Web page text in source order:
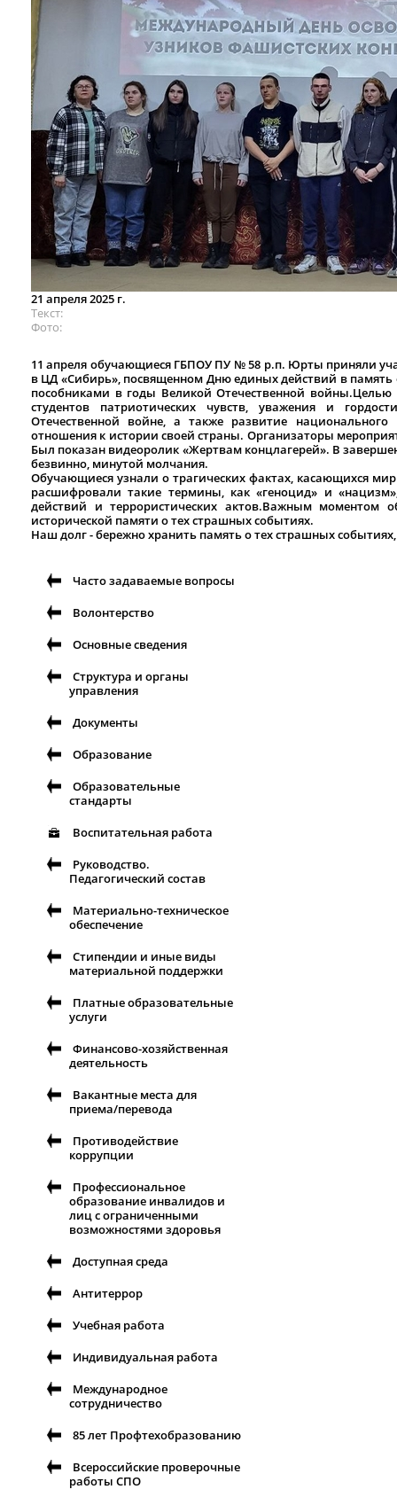
21 апреля 2025 г.
Текст
Фото
11 апреля обучающиеся ГБПОУ ПУ № 58 р.п. Юрты приняли
в ЦД «Сибирь», посвященном Дню единых действий в память
пособниками в годы Великой Отечественной
студентов патриотических чувств, уважения и
Отечественной войне, а также развитие
отношения к истории своей страны. Организаторы
Был показан видеоролик «Жертвам концлагерей». В
безвинно, минутой молчания.
Обучающиеся узнали о трагических фактах, касающихся
расшифровали такие термины, как «геноцид» и
действий и террористических актов.Важным моментом
исторической памяти о тех страшных событиях.
Наш долг - бережно хранить память о тех страшных
Часто задаваемые вопросы
Волонтерство
Основные сведения
Структура и органы
управления
Документы
Образование
Образовательные
стандарты
Воспитательная работа
Руководство.
Педагогический состав
Материально-техническое
обеспечение
Стипендии и иные виды
материальной поддержки
Платные образовательные
услуги
Финансово-хозяйственная
деятельность
Вакантные места для
приема/перевода
Противодействие
коррупции
Профессиональное
образование инвалидов и
лиц с ограниченными
возможностями здоровья
Доступная среда
Антитеррор
Учебная работа
Индивидуальная работа
Международное
сотрудничество
85 лет Профтехобразованию
Всероссийские проверочные
работы СПО